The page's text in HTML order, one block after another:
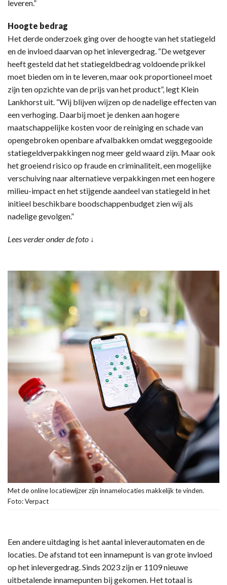
leveren.”
Hoogte bedrag
Het derde onderzoek ging over de hoogte van het statiegeld
en de invloed daarvan op het inlevergedrag. “De wetgever
heeft gesteld dat het statiegeldbedrag voldoende prikkel
moet bieden om in te leveren, maar ook proportioneel moet
zijn ten opzichte van de prijs van het product”, legt Klein
Lankhorst uit. “Wij blijven wijzen op de nadelige effecten van
een verhoging. Daarbij moet je denken aan hogere
maatschappelijke kosten voor de reiniging en schade van
opengebroken openbare afvalbakken omdat weggegooide
statiegeldverpakkingen nog meer geld waard zijn. Maar ook
het groeiend risico op fraude en criminaliteit, een mogelijke
verschuiving naar alternatieve verpakkingen met een hogere
milieu-impact en het stijgende aandeel van statiegeld in het
initieel beschikbare boodschappenbudget zien wij als
nadelige gevolgen.”
Lees verder onder de foto ↓
Met de online locatiewijzer zijn innamelocaties makkelijk te vinden.
Foto: Verpact
Een andere uitdaging is het aantal inleverautomaten en de
locaties. De afstand tot een innamepunt is van grote invloed
op het inlevergedrag. Sinds 2023 zijn er 1109 nieuwe
uitbetalende innamepunten bij gekomen. Het totaal is